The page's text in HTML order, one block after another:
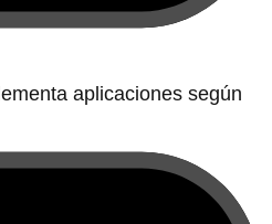
aplicaciones según